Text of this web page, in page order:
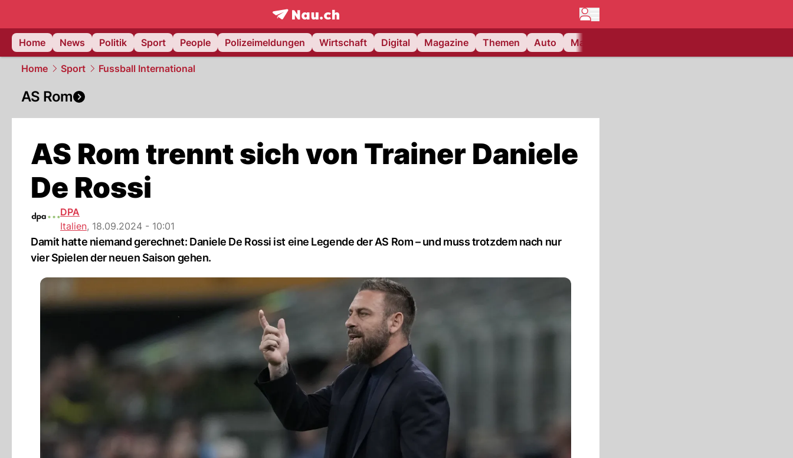
frontpage.NAU.ch
Home
News Politik Sport People Polizeimeldungen Wirtschaft Digital Magazine Themen Auto Matchcenter
Home Sport Fussball International
AS Rom
AS Rom trennt sich von Trainer Daniele
De Rossi
DPA
Italien, 18.09.2024 - 10:01
Damit hatte niemand gerechnet: Daniele De Rossi ist eine Legende der AS Rom – und muss trotzdem nach nur
vier Spielen der neuen Saison gehen.